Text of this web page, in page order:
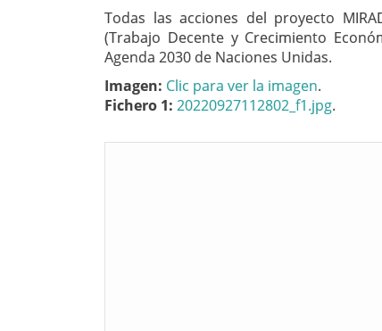
Todas las acciones del proyecto
(Trabajo Decente y Crecimiento
Agenda 2030 de Naciones Unidas.
Imagen: Clic para ver la imagen.
Fichero 1: 20220927112802_f1.jpg.